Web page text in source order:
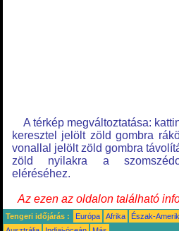
A térkép megváltoztatása:
keresztel jelölt zöld gombra
vonallal jelölt zöld gombra
zöld nyilakra a
eléréséhez.
Az ezen az oldalon található
Tengeri időjárás : Európa Afrika Észak-